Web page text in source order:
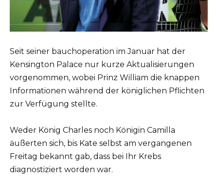
Seit seiner bauchoperation im Januar hat der
Kensington Palace nur kurze Aktualisierungen
vorgenommen, wobei Prinz William die knappen
Informationen während der königlichen Pflichten
zur Verfügung stellte.
Weder König Charles noch Königin Camilla
äußerten sich, bis Kate selbst am vergangenen
Freitag bekannt gab, dass bei Ihr Krebs
diagnostiziert worden war.